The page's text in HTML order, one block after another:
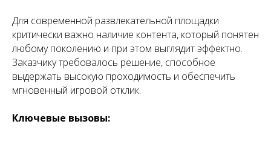
Для современной развлекательной площадки
критически важно наличие контента, который понятен
любому поколению и при этом выглядит эффектно.
Заказчику требовалось решение, способное
выдержать высокую проходимость и обеспечить
мгновенный игровой отклик.
Ключевые вызовы: